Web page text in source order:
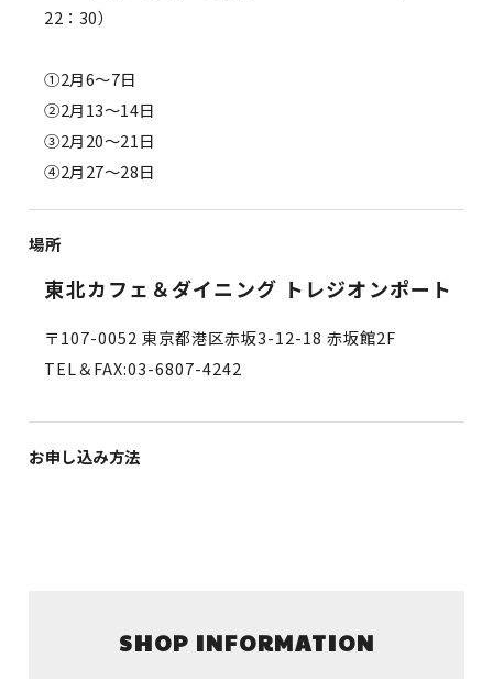
22：30）
①2月6〜7日
②2月13〜14日
③2月20〜21日
④2月27〜28日
場所
東北カフェ＆ダイニング トレジオンポート
〒107-0052 東京都港区赤坂3-12-18 赤坂館2F
TEL＆FAX:03-6807-4242
お申し込み方法
SHOP INFORMATION